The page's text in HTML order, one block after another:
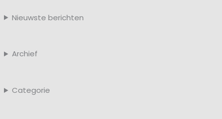
Nieuwste berichten
Archief
Categorie